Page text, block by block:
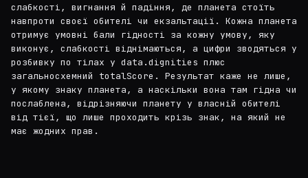
слабкості, вигнання й падіння, де планета стоїть
навпроти своєї обителі чи екзальтації. Кожна планета
отримує умовні бали гідності за кожну умову, яку
виконує, слабкості віднімаються, а цифри зводяться у
розбивку по тілах у data.dignities плюс
загальносхемний totalScore. Результат каже не лише,
у якому знаку планета, а наскільки вона там гідна чи
послаблена, відрізняючи планету у власній обителі
від тієї, що лише проходить крізь знак, на який не
має жодних прав.